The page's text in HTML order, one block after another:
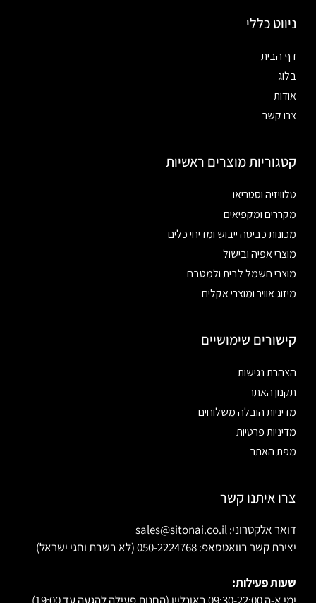
ניווט כללי
דף הבית
בלוג
אודות
צרו קשר
קטגוריות מוצרים ראשיות
טלוויזיה וסטריאו
מקררים ומקפיאים
מכונות כביסה ייבוש ומדיחי כלים
מוצרי אפיה ובישול
מוצרי חשמל לבית ולמטבח
מיזוג אוויר ומוצרי אקלים
קישורים שימושיים
הצהרת נגישות
תקנון האתר
מדיניות הובלה משלוחים
מדיניות פרטיות
מפת האתר
צרו איתנו קשר
דואר אלקטרוני: sales@sitonai.co.il
יצירת קשר בוואטסאפ: 050-2224768 (לא בשבת וחגי ישראל)
שעות פעילות: